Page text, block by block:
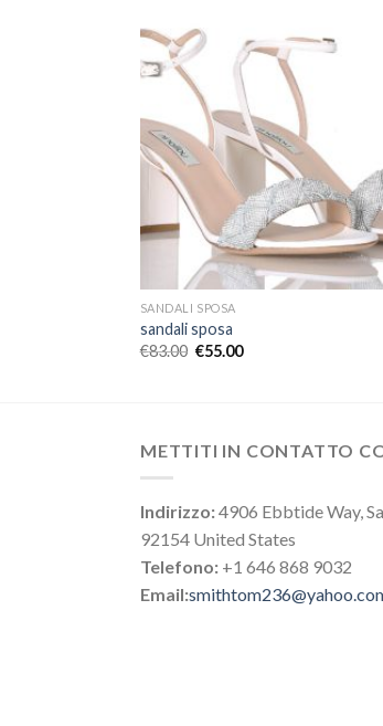
SANDALI SPOSA
sandali sposa
€83.00 €55.00
METTITI IN CONTATTO
Indirizzo:4906 Ebbtide Way,
92154 United States
Telefono: +1 646 868 9032
Email: